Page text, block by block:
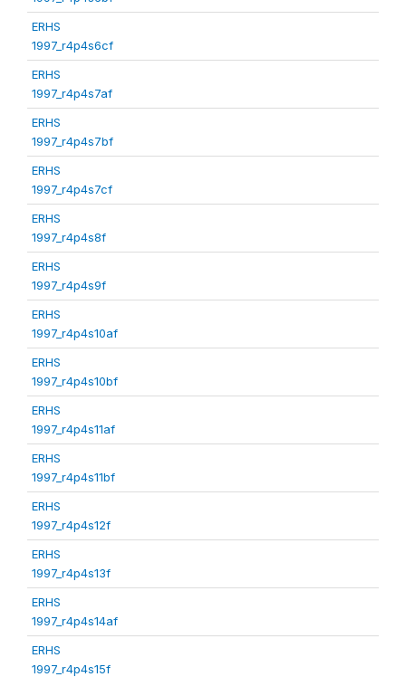
ERHS
1997_r4p4s6cf
ERHS
1997_r4p4s7af
ERHS
1997_r4p4s7bf
ERHS
1997_r4p4s7cf
ERHS
1997_r4p4s8f
ERHS
1997_r4p4s9f
ERHS
1997_r4p4s10af
ERHS
1997_r4p4s10bf
ERHS
1997_r4p4s11af
ERHS
1997_r4p4s11bf
ERHS
1997_r4p4s12f
ERHS
1997_r4p4s13f
ERHS
1997_r4p4s14af
ERHS
1997_r4p4s15f